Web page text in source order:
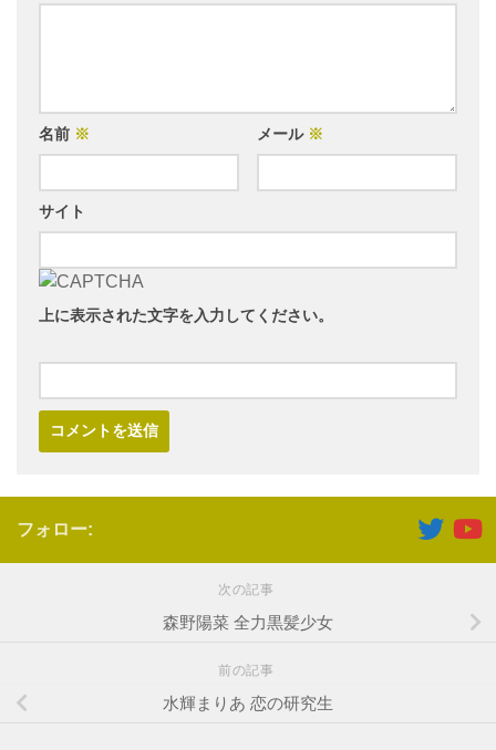
名前 ※ メール ※
サイト
上に表示された文字を入力してください。
フォロー:
次の記事
森野陽菜 全力黒髪少女
前の記事
水輝まりあ 恋の研究生